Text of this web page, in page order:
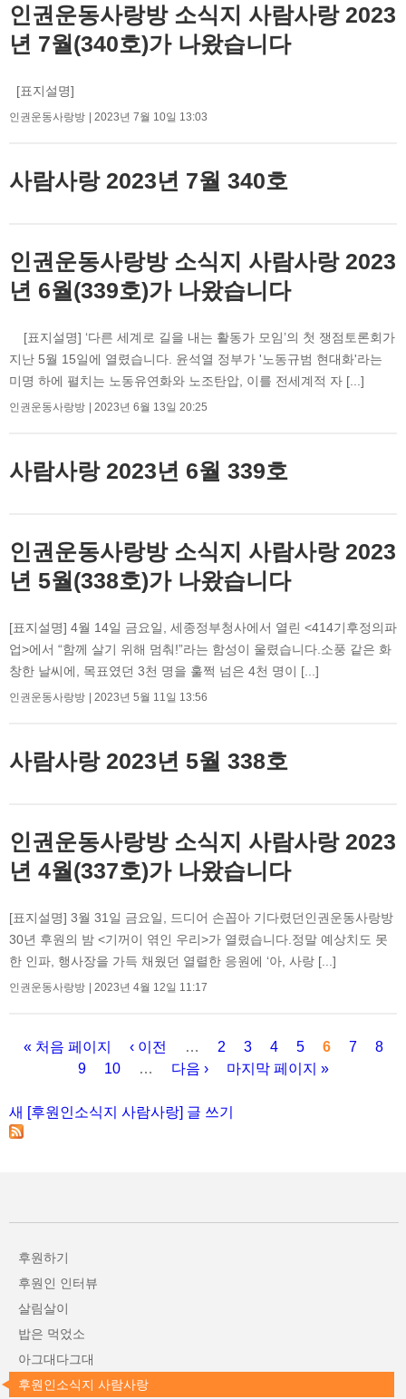
인권운동사랑방 소식지 사람사랑 2023
년 7월(340호)가 나왔습니다
[표지설명]
인권운동사랑방 2023년 7월 10일 13:03
사람사랑 2023년 7월 340호
인권운동사랑방 소식지 사람사랑 2023
년 6월(339호)가 나왔습니다
[표지설명] ‘다른 세계로 길을 내는 활동가 모임’의 첫 쟁점토론회가
지난 5월 15일에 열렸습니다. 윤석열 정부가 '노동규범 현대화'라는
미명 하에 펼치는 노동유연화와 노조탄압, 이를 전세계적 자 [...]
인권운동사랑방 2023년 6월 13일 20:25
사람사랑 2023년 6월 339호
인권운동사랑방 소식지 사람사랑 2023
년 5월(338호)가 나왔습니다
[표지설명] 4월 14일 금요일, 세종정부청사에서 열린 <414기후정의파
업>에서 “함께 살기 위해 멈춰!”라는 함성이 울렸습니다.소풍 같은 화
창한 날씨에, 목표였던 3천 명을 훌쩍 넘은 4천 명이 [...]
인권운동사랑방 2023년 5월 11일 13:56
사람사랑 2023년 5월 338호
인권운동사랑방 소식지 사람사랑 2023
년 4월(337호)가 나왔습니다
[표지설명] 3월 31일 금요일, 드디어 손꼽아 기다렸던인권운동사랑방
30년 후원의 밤 <기꺼이 엮인 우리>가 열렸습니다.정말 예상치도 못
한 인파, 행사장을 가득 채웠던 열렬한 응원에 ‘아, 사랑 [...]
인권운동사랑방 2023년 4월 12일 11:17
« 처음 페이지 ‹ 이전 … 2 3 4 5 6 7
8
9
10 … 다음 › 마지막 페이지 »
새 [후원인소식지 사람사랑] 글 쓰기
후원하기
후원인 인터뷰
살림살이
밥은 먹었소
아그대다그대
후원인소식지 사람사랑